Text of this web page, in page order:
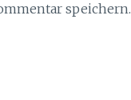
speichern.